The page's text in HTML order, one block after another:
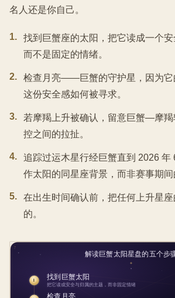
名人还是你自己。
1.
找到巨蟹座的太阳，把它读成一个安
而不是固定的情绪。
2.
检查月亮——巨蟹的守护星，因为它
这份安全感如何被寻求。
3.
若摩羯上升被确认，留意巨蟹—摩
控之间的拉扯。
4.
追踪过运木星行经巨蟹直到 2026 年
作太阳的同星座背景，而非赛事期间
5.
在出生时间确认前，把任何上升星
的。